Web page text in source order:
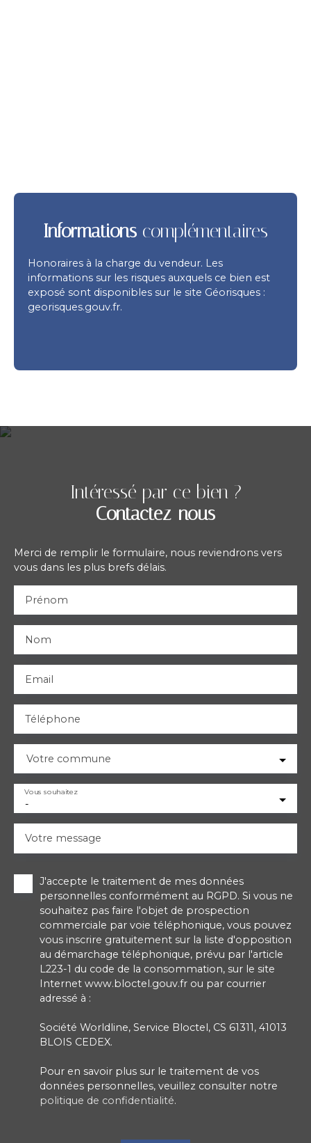
Informations complémentaires
Honoraires à la charge du vendeur. Les
informations sur les risques auxquels ce bien est
exposé sont disponibles sur le site Géorisques :
georisques.gouv.fr.
Intéressé par ce bien ?
Contactez-nous
Merci de remplir le formulaire, nous reviendrons vers
vous dans les plus brefs délais.
Prénom
Nom
Email
Téléphone
Votre commune
-
Vous souhaitez
Votre message
J'accepte le traitement de mes données
personnelles conformément au RGPD. Si vous ne
souhaitez pas faire l'objet de prospection
commerciale par voie téléphonique, vous pouvez
vous inscrire gratuitement sur la liste d'opposition
au démarchage téléphonique, prévu par l'article
L223-1 du code de la consommation, sur le site
Internet www.bloctel.gouv.fr ou par courrier
adressé à :
Société Worldline, Service Bloctel, CS 61311, 41013
BLOIS CEDEX.
Pour en savoir plus sur le traitement de vos
données personnelles, veuillez consulter notre
politique de confidentialité.